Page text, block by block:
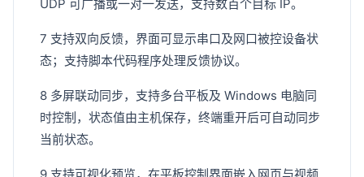
UDP 可广播或一对一发送，支持数百个目标 IP。
7 支持双向反馈，界面可显示串口及网口被控设备状
态；支持脚本代码程序处理反馈协议。
8 多屏联动同步，支持多台平板及 Windows 电脑同
时控制，状态值由主机保存，终端重开后可自动同步
当前状态。
9 支持可视化预览，在平板控制界面嵌入网页与视频